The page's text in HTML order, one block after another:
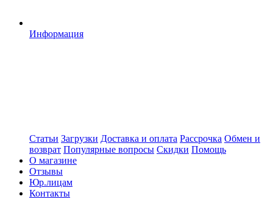
Информация
Статьи Загрузки Доставка и оплата Рассрочка Обмен и
возврат Популярные вопросы Скидки Помощь
О магазине
Отзывы
Юр.лицам
Контакты